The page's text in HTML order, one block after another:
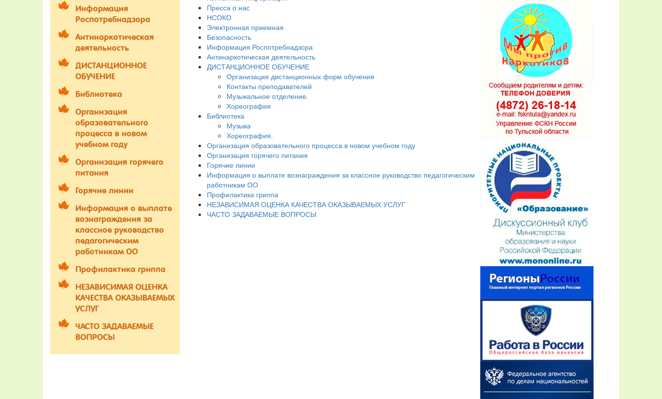
Информация
Роспотребнадзора
Антинаркотическая
деятельность
ДИСТАНЦИОННОЕ
ОБУЧЕНИЕ
Библиотека
Организация
образовательного
процесса в новом
учебном году
Организация горячего
питания
Горячие линии
Информация о выплате
вознаграждения за
классное руководство
педагогическим
работникам ОО
Профилактика гриппа
НЕЗАВИСИМАЯ ОЦЕНКА
КАЧЕСТВА ОКАЗЫВАЕМЫХ
УСЛУГ
ЧАСТО ЗАДАВАЕМЫЕ
ВОПРОСЫ
Пресса о нас
НСОКО
Электронная приемная
Безопасность
Информация Роспотребнадзора
Антинаркотическая деятельность
ДИСТАНЦИОННОЕ ОБУЧЕНИЕ
Организация дистанционных форм обучения
Контакты преподавателей
Музыкальное отделение.
Хореография
Библиотека
Музыка
Хореография.
Организация образовательного процесса в новом учебном году
Организация горячего питания
Горячие линии
Информация о выплате вознаграждения за классное руководство педагогическим
работникам ОО
Профилактика гриппа
НЕЗАВИСИМАЯ ОЦЕНКА КАЧЕСТВА ОКАЗЫВАЕМЫХ УСЛУГ
ЧАСТО ЗАДАВАЕМЫЕ ВОПРОСЫ